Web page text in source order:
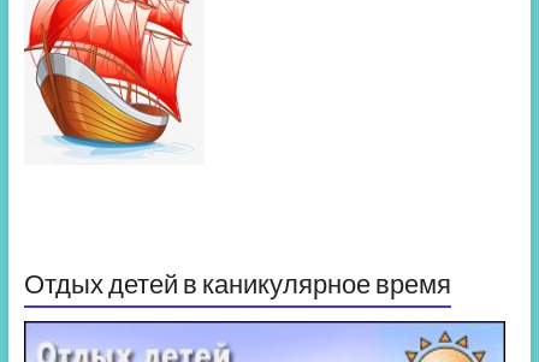
Отдых детей в каникулярное время